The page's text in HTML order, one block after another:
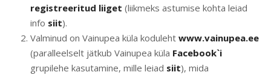
registreeritud liiget (liikmeks astumise kohta leiad
info siit).
Valminud on Vainupea küla koduleht www.vainupea.ee
(paralleelselt jätkub Vainupea küla Facebook`i
grupilehe kasutamine, mille leiad siit), mida